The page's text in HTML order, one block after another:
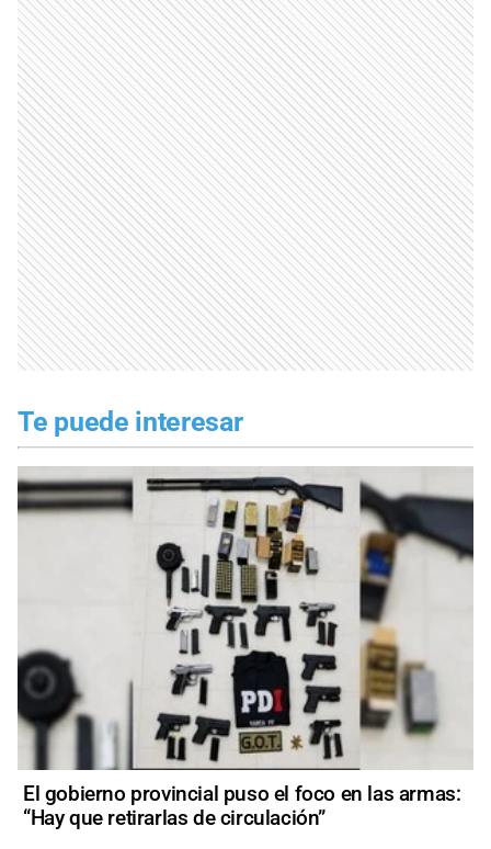
Te puede interesar
El gobierno provincial puso el foco en las armas:
“Hay que retirarlas de circulación”